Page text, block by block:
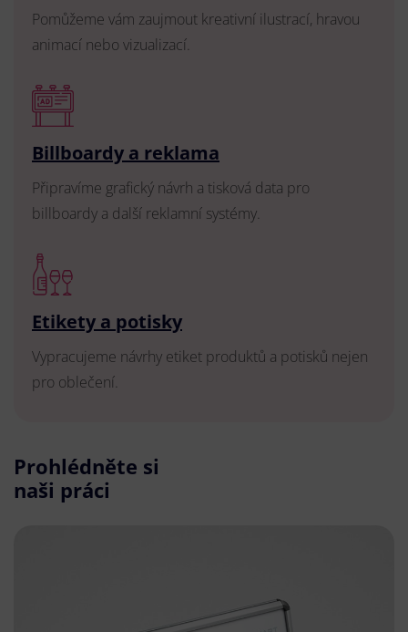
Pomůžeme vám zaujmout kreativní ilustrací, hravou
animací nebo vizualizací.
Billboardy a reklama
Připravíme grafický návrh a tisková data pro
billboardy a další reklamní systémy.
Etikety a potisky
Vypracujeme návrhy etiket produktů a potisků nejen
pro oblečení.
Prohlédněte si
naši práci